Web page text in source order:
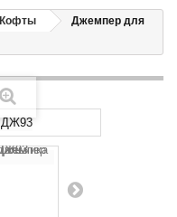
Кофты
Джемпер для